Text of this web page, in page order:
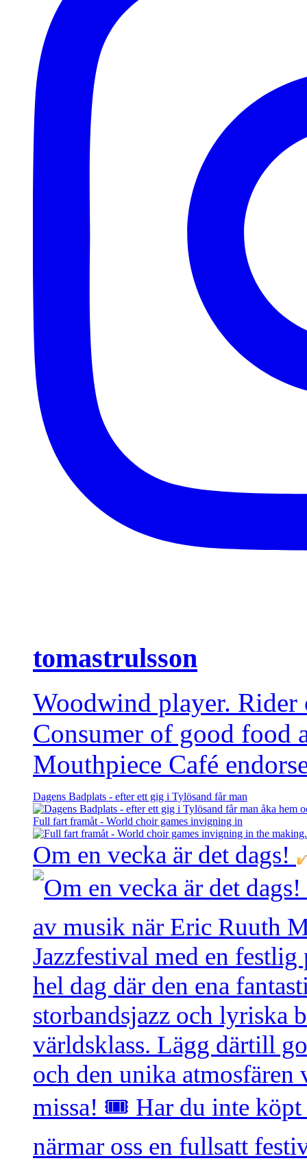
tomastrulsson
Woodwind player.
Consumer of good food
Mouthpiece Café
Dagens Badplats - efter ett gig i Tylösand får man
Full fart framåt - World choir games invigning in
Om en vecka är det dags!